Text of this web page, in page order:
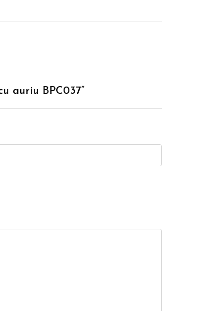
auriu BPC037”